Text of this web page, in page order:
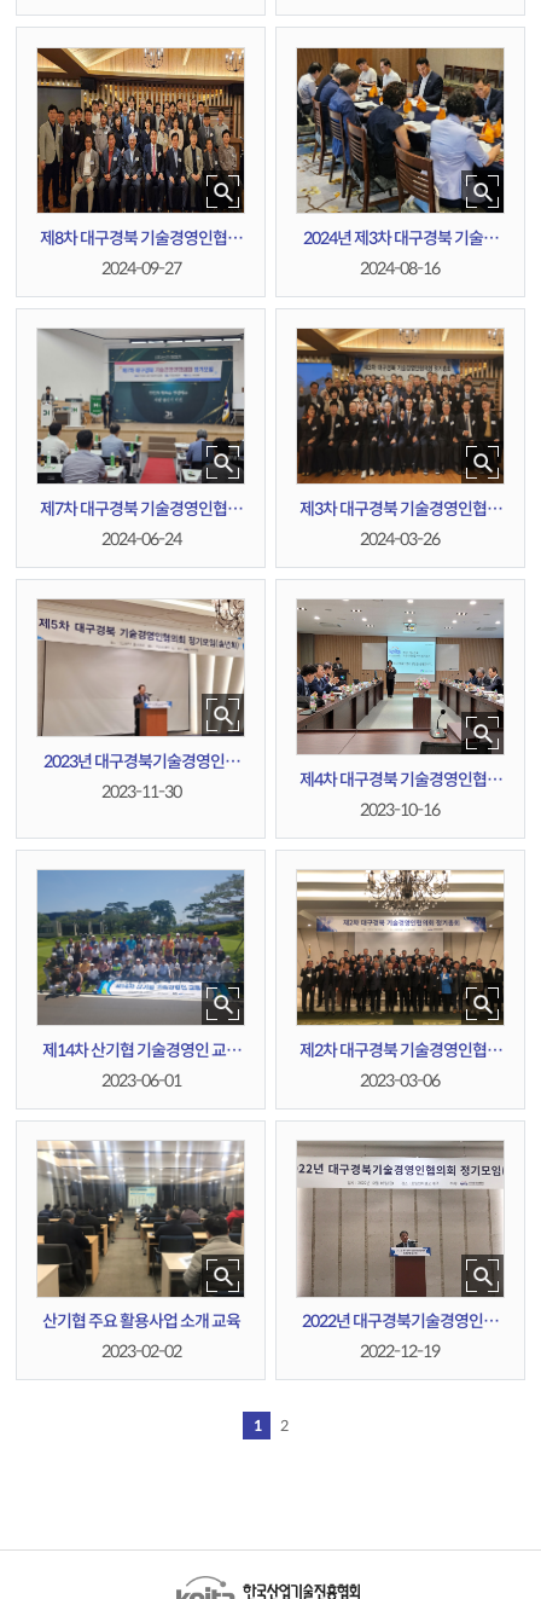
제8차 대구경북 기술경영인협의
회 정기모임
2024-09-27
2024년 제3차 대구경북 기술경
영인협의회 운영위원회
2024-08-16
제7차 대구경북 기술경영인협의
회 정기모임
2024-06-24
제3차 대구경북 기술경영인협의
회 정기총회
2024-03-26
2023년 대구경북기술경영인협
의회 정기모임(송년회)
2023-11-30
제4차 대구경북 기술경영인협의
회 정기모임
2023-10-16
제14차 산기협 기술경영인 교류
회
2023-06-01
제2차 대구경북 기술경영인협의
회 정기총회
2023-03-06
산기협 주요 활용사업 소개 교육
2023-02-02
2022년 대구경북기술경영인협
의회 정기모임(송년회)
2022-12-19
1 2